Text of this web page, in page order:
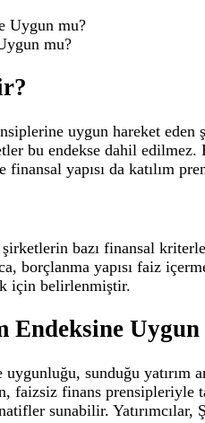
mu?
uygun hareket
bu endekse dahil
yapısı da katılım
bazı finansal
borçlanma yapısı faiz
için belirlenmiştir.
Endeksine
uygunluğu, sunduğu
finans prensipleriyle
sunabilir.